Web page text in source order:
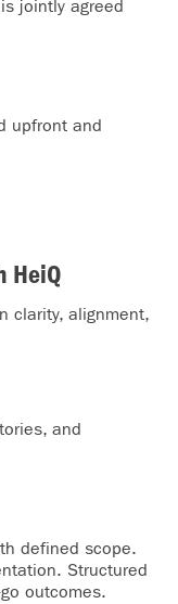
jointly agreed
upfront and
HeiQ
clarity, alignment,
and
defined scope.
Structured
outcomes.